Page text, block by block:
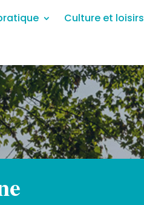
Culture et loisirs